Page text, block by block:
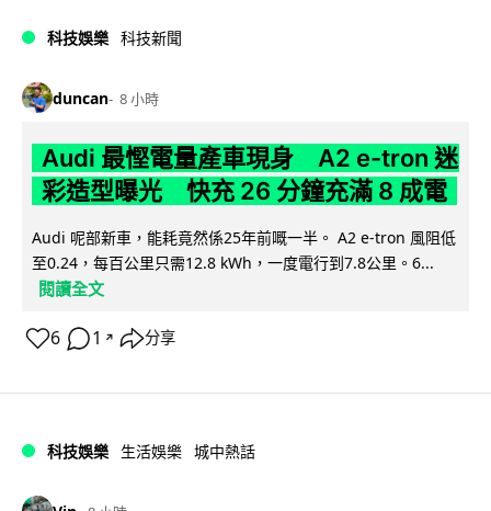
科技娛樂 科技新聞
duncan 8 小時
Audi 最慳電量產車現身 A2 e-tron 迷
彩造型曝光 快充 26 分鐘充滿 8 成電
Audi 呢部新車，能耗竟然係25年前嘅一半。 A2 e-tron 風阻低
至0.24，每百公里只需12.8 kWh，一度電行到7.8公里。6...
閱讀全文
6 1 ↗ 分享
科技娛樂 生活娛樂 城中熱話